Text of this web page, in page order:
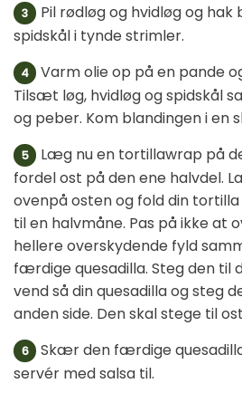
3
Pil rødløg og hvidløg og hak
spidskål i tynde strimler.
4
Varm olie op på en pande
Tilsæt løg, hvidløg og spidskål
og peber. Kom blandingen i en
5
Læg nu en tortillawrap på
fordel ost på den ene halvdel.
ovenpå osten og fold din
til en halvmåne. Pas på ikke at
hellere overskydende fyld
færdige quesadilla. Steg den til
vend så din quesadilla og steg
anden side. Den skal stege til
6
Skær den færdige
servér med salsa til.